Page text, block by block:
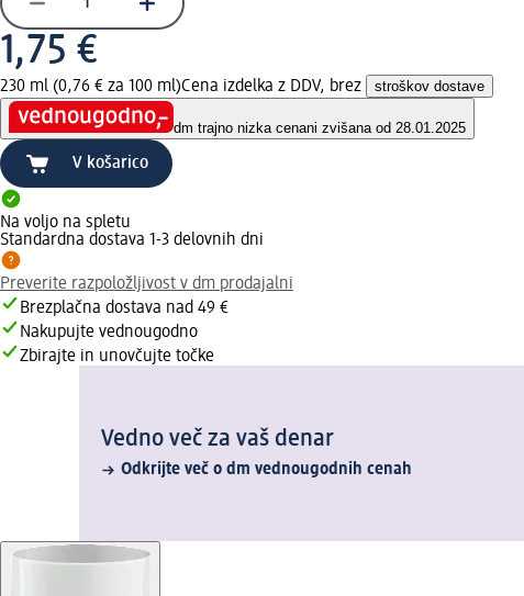
1,75 €
230 ml (0,76 € za 100 ml)Cena izdelka z DDV, brez stroškov dostave
dm trajno nizka cenani zvišana od 28.01.2025
V košarico
Na voljo na spletu
Standardna dostava 1-3 delovnih dni
Preverite razpoložljivost v dm prodajalni
Brezplačna dostava nad 49 €
Nakupujte vednougodno
Zbirajte in unovčujte točke
Vedno več za vaš denar
Odkrijte več o dm vednougodnih cenah